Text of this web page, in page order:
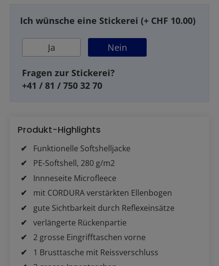
Ich wünsche eine Stickerei (+ CHF 10.00)
Ja Nein
Fragen zur Stickerei?
+41 / 81 / 750 32 70
Produkt-Highlights
Funktionelle Softshelljacke
PE-Softshell, 280 g/m2
Innneseite Microfleece
mit CORDURA verstärkten Ellenbogen
gute Sichtbarkeit durch Reflexeinsätze
verlängerte Rückenpartie
2 grosse Eingrifftaschen vorne
1 Brusttasche mit Reissverschluss